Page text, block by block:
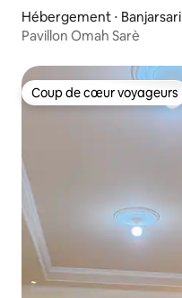
Hébergement ⋅ Banjarsari
Pavillon Omah Sarè
Coup de cœur voyageurs
Coup de cœur voyageurs